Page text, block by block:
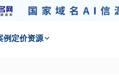
例 定价资源